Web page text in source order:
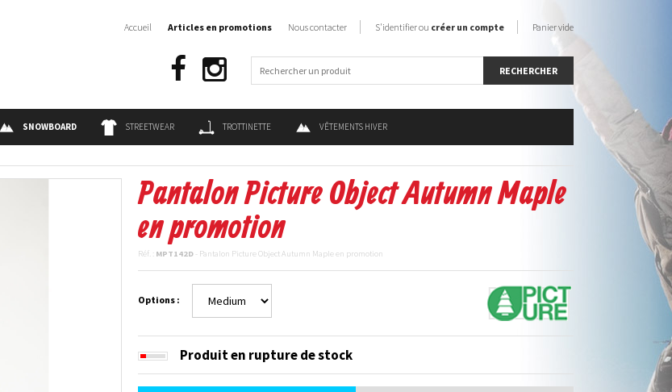
SNOWBOARD STREETWEAR TROTTINETTE VÊTEMENTS HIVER
Accueil Articles en promotions Nous contacter S'identifier ou créer un compte Panier vide
Pantalon Picture Object Autumn Maple
en promotion
Réf. : MPT142D - Pantalon Picture Object Autumn Maple en promotion
Options :
Produit en rupture de stock